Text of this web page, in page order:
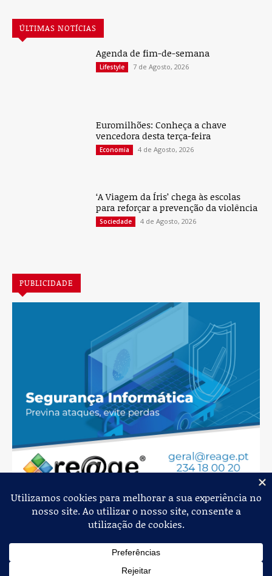
ÚLTIMAS NOTÍCIAS
Agenda de fim-de-semana
Lifestyle 7 de Agosto, 2026
Euromilhões: Conheça a chave
vencedora desta terça-feira
Economia 4 de Agosto, 2026
‘A Viagem da Íris’ chega às escolas
para reforçar a prevenção da violência
Sociedade 4 de Agosto, 2026
PUBLICIDADE
Jornal de Albergaria,2026© Todos os Direitos Reservados
Estatuto Editorial